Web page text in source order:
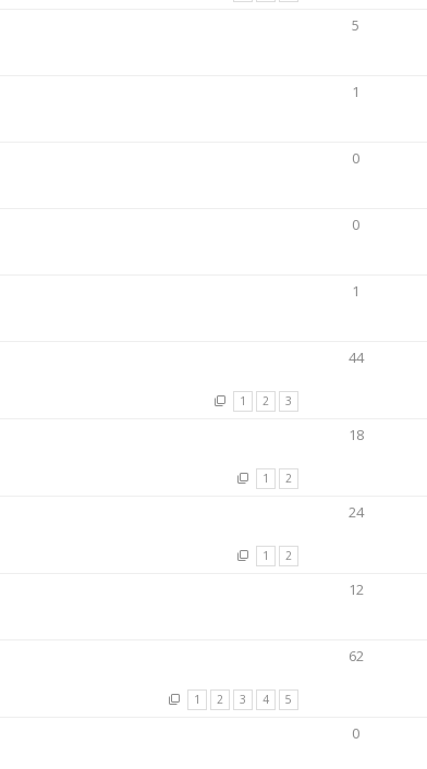
5
1
0
0
1
1 2 3
44
1 2
18
1 2
24
12
1 2 3 4 5
62
0